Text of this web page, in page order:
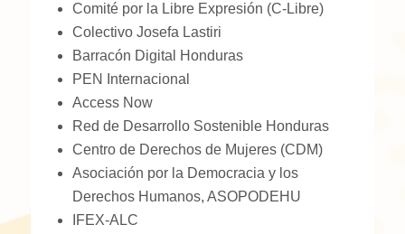
Comité por la Libre Expresión (C-Libre)
Colectivo Josefa Lastiri
Barracón Digital Honduras
PEN Internacional
Access Now
Red de Desarrollo Sostenible Honduras
Centro de Derechos de Mujeres (CDM)
Asociación por la Democracia y los
Derechos Humanos, ASOPODEHU
IFEX-ALC